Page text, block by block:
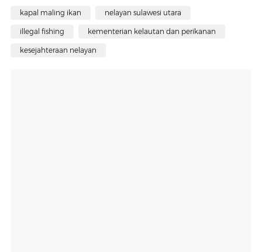
kapal maling ikan nelayan sulawesi utara
illegal fishing kementerian kelautan dan perikanan
kesejahteraan nelayan